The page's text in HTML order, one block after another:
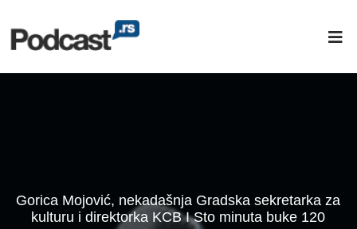
Gorica Mojović, nekadašnja Gradska sekretarka za
kulturu i direktorka KCB I Sto minuta buke 120